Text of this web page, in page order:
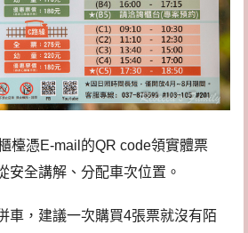
檯憑E-mail的QR code領實體票
安全講解、分配車次位置。
車，建議一次購買4張票就沒有陌